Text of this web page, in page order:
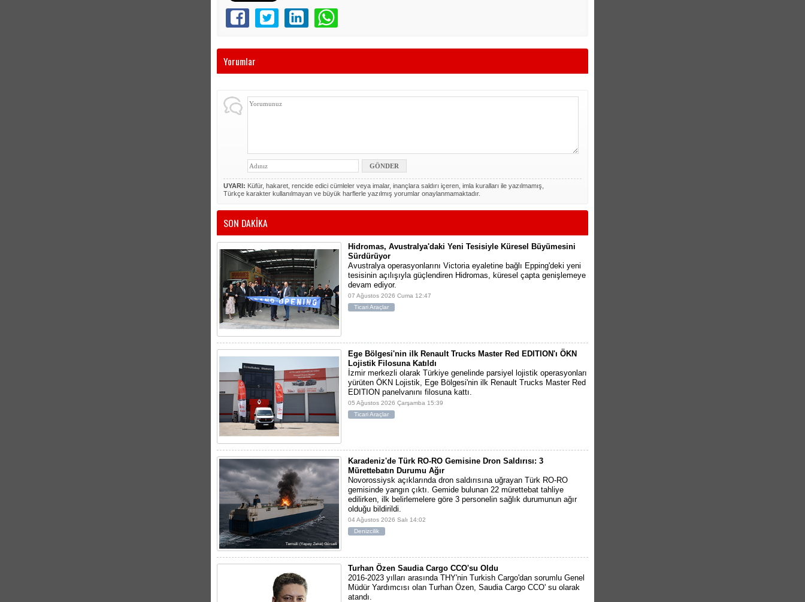
Yorumlar
UYARI: Küfür, hakaret, rencide edici cümleler veya imalar, inançlara saldırı içeren, imla kuralları ile yazılmamış,
Türkçe karakter kullanılmayan ve büyük harflerle yazılmış yorumlar onaylanmamaktadır.
SON DAKİKA
Hidromas, Avustralya'daki Yeni Tesisiyle Küresel Büyümesini
Sürdürüyor
Avustralya operasyonlarını Victoria eyaletine bağlı Epping'deki yeni
tesisinin açılışıyla güçlendiren Hidromas, küresel çapta genişlemeye
devam ediyor.
07 Ağustos 2026 Cuma 12:47
Ticari Araçlar
Ege Bölgesi'nin ilk Renault Trucks Master Red EDITION'ı ÖKN
Lojistik Filosuna Katıldı
İzmir merkezli olarak Türkiye genelinde parsiyel lojistik operasyonları
yürüten ÖKN Lojistik, Ege Bölgesi'nin ilk Renault Trucks Master Red
EDITION panelvanını filosuna kattı.
05 Ağustos 2026 Çarşamba 15:39
Ticari Araçlar
Karadeniz'de Türk RO-RO Gemisine Dron Saldırısı: 3
Mürettebatın Durumu Ağır
Novorossiysk açıklarında dron saldırısına uğrayan Türk RO-RO
gemisinde yangın çıktı. Gemide bulunan 22 mürettebat tahliye
edilirken, ilk belirlemelere göre 3 personelin sağlık durumunun ağır
olduğu bildirildi.
04 Ağustos 2026 Salı 14:02
Denizcilik
Turhan Özen Saudia Cargo CCO'su Oldu
2016-2023 yılları arasında THY'nin Turkish Cargo'dan sorumlu Genel
Müdür Yardımcısı olan Turhan Özen, Saudia Cargo CCO' su olarak
atandı.